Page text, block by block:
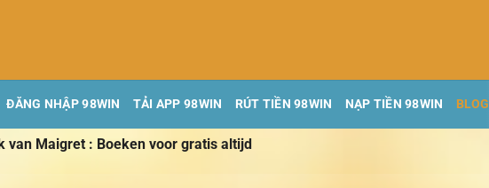
ĐĂNG NHẬP 98WIN TẢI APP 98WIN RÚT TIỀN 98WIN NẠP TIỀN 98WIN BLOG
van Maigret : Boeken voor gratis altijd